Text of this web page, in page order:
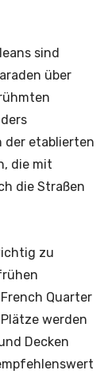
sind
über
der etablierten
die mit
die Straßen
zu
Quarter
werden
Decken